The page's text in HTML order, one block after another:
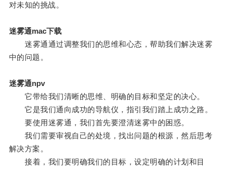
对未知的挑战。
迷雾通mac下载
迷雾通通过调整我们的思维和心态，帮助我们解决迷雾
中的问题。
迷雾通npv
它带给我们清晰的思维、明确的目标和坚定的决心。
它是我们通向成功的导航仪，指引我们踏上成功之路。
要使用迷雾通，我们首先要澄清迷雾中的困惑。
我们需要审视自己的处境，找出问题的根源，然后思考
解决方案。
接着，我们要明确我们的目标，设定明确的计划和目